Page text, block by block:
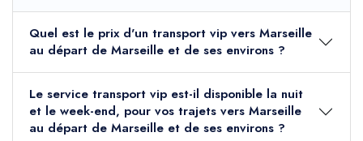
Quel est le prix d'un transport vip vers Marseille
au départ de Marseille et de ses environs ?
Le service transport vip est-il disponible la nuit
et le week-end, pour vos trajets vers Marseille
au départ de Marseille et de ses environs ?